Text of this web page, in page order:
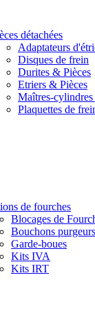
détachées
Adaptateurs
Disques de frein
Durites & Pièces
Etriers & Pièces
Maîtres-
Plaquettes de
de fourches
Blocages de
Bouchons
Garde-boues
Kits IVA
Kits IRT